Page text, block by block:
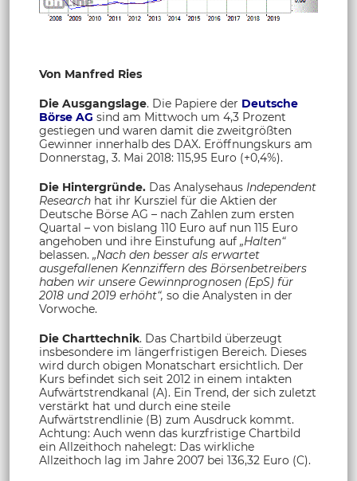
Von Manfred Ries
Die Ausgangslage. Die Papiere der Deutsche
Börse AG sind am Mittwoch um 4,3 Prozent
gestiegen und waren damit die zweitgrößten
Gewinner innerhalb des DAX. Eröffnungskurs am
Donnerstag, 3. Mai 2018: 115,95 Euro (+0,4%).
Die Hintergründe. Das Analysehaus Independent
Research hat ihr Kursziel für die Aktien der
Deutsche Börse AG – nach Zahlen zum ersten
Quartal – von bislang 110 Euro auf nun 115 Euro
angehoben und ihre Einstufung auf „Halten“
belassen. „Nach den besser als erwartet
ausgefallenen Kennziffern des Börsenbetreibers
haben wir unsere Gewinnprognosen (EpS) für
2018 und 2019 erhöht“, so die Analysten in der
Vorwoche.
Die Charttechnik. Das Chartbild überzeugt
insbesondere im längerfristigen Bereich. Dieses
wird durch obigen Monatschart ersichtlich. Der
Kurs befindet sich seit 2012 in einem intakten
Aufwärtstrendkanal (A). Ein Trend, der sich zuletzt
verstärkt hat und durch eine steile
Aufwärtstrendlinie (B) zum Ausdruck kommt.
Achtung: Auch wenn das kurzfristige Chartbild
ein Allzeithoch nahelegt: Das wirkliche
Allzeithoch lag im Jahre 2007 bei 136,32 Euro (C).